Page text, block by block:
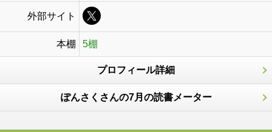
外部サイト
本棚 5棚
プロフィール詳細
ぽんさくさんの7月の読書メーター